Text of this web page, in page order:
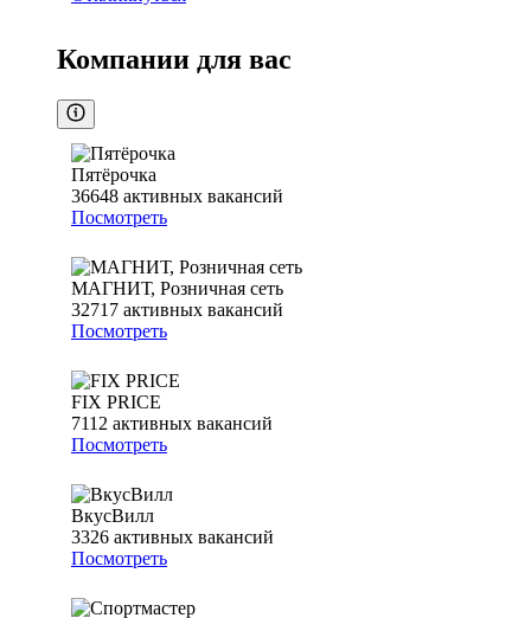
Компании для вас
Пятёрочка
36648 активных вакансий
Посмотреть
МАГНИТ, Розничная сеть
32717 активных вакансий
Посмотреть
FIX PRICE
7112 активных вакансий
Посмотреть
ВкусВилл
3326 активных вакансий
Посмотреть